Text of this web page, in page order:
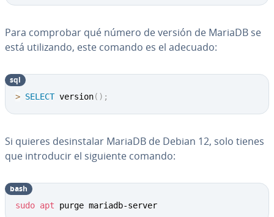
Para comprobar qué número de versión de MariaDB se
está uti­li­za­n­do, este comando es el adecuado:
> SELECT version( ) ;
sql
Si quieres des­in­s­ta­lar MariaDB de Debian 12, solo tienes
que in­tro­du­cir el siguiente comando:
sudo apt purge mariadb-server
bash